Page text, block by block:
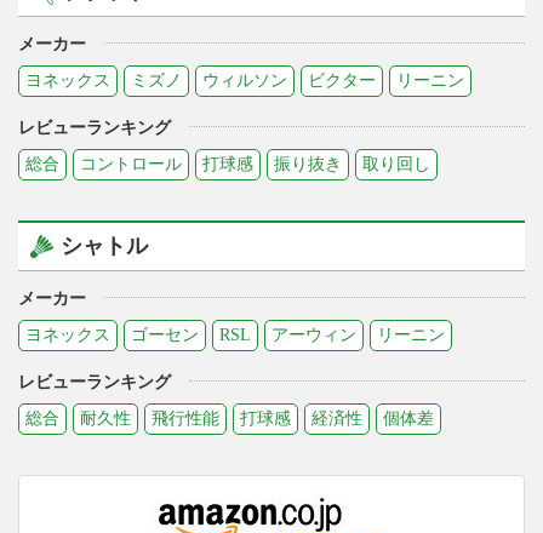
メーカー
ヨネックス
ミズノ ウィルソン ビクター リーニン
レビューランキング
総合
コントロール 打球感 振り抜き 取り回し
シャトル
メーカー
ヨネックス
ゴーセン RSL アーウィン リーニン
レビューランキング
総合
耐久性 飛行性能 打球感 経済性 個体差